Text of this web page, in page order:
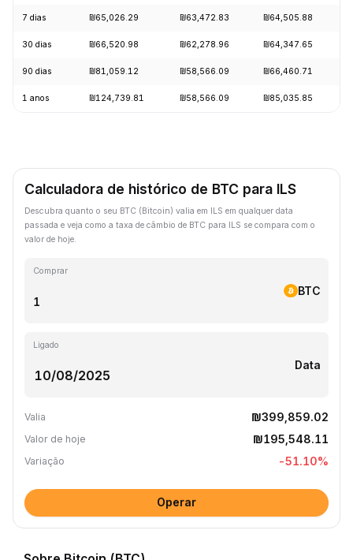
7 dias ₪65,026.29 ₪63,472.83 ₪64,505.88
30 dias ₪66,520.98 ₪62,278.96 ₪64,347.65
90 dias ₪81,059.12 ₪58,566.09 ₪66,460.71
1 anos ₪124,739.81 ₪58,566.09 ₪85,035.85
Calculadora de histórico de BTC para ILS
Descubra quanto o seu BTC (Bitcoin) valia em ILS em qualquer data
passada e veja como a taxa de câmbio de BTC para ILS se compara com o
valor de hoje.
Comprar
BTC
Ligado
Data
Valia ₪399,859.02
Valor de hoje ₪195,548.11
Variação -51.10%
Operar